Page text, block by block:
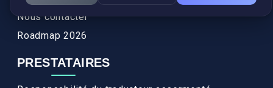
Nous contacter
Roadmap 2026
PRESTATAIRES